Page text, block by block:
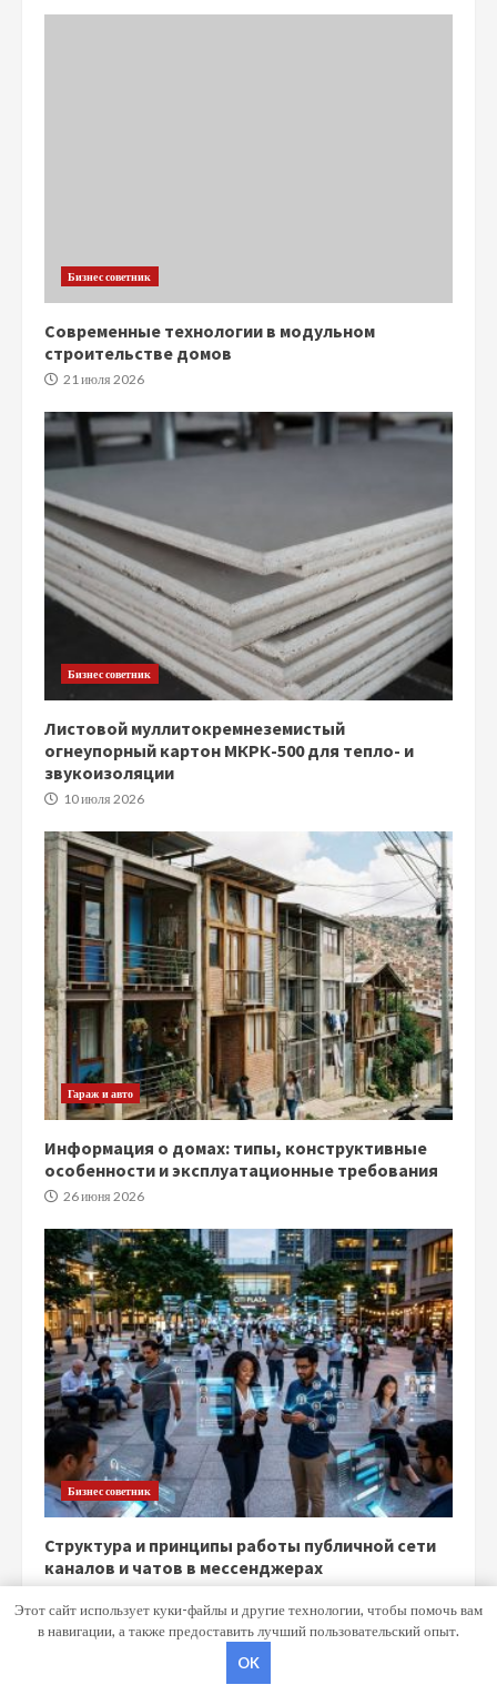
Бизнес советник
Современные технологии в модульном
строительстве домов
21 июля 2026
Бизнес советник
Листовой муллитокремнеземистый
огнеупорный картон МКРК-500 для тепло- и
звукоизоляции
10 июля 2026
Гараж и авто
Информация о домах: типы, конструктивные
особенности и эксплуатационные требования
26 июня 2026
Бизнес советник
Структура и принципы работы публичной сети
каналов и чатов в мессенджерах
Copyright © Все права защищены.
Этот сайт использует куки-файлы и другие технологии, чтобы помочь вам
в навигации, а также предоставить лучший пользовательский опыт.
OK